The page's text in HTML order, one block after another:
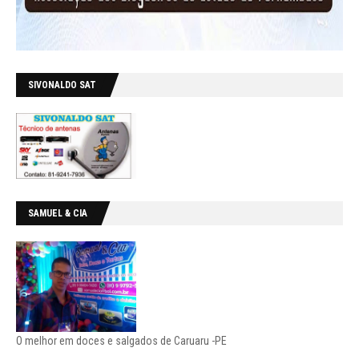
SIVONALDO SAT
SAMUEL & CIA
O melhor em doces e salgados de Caruaru -PE